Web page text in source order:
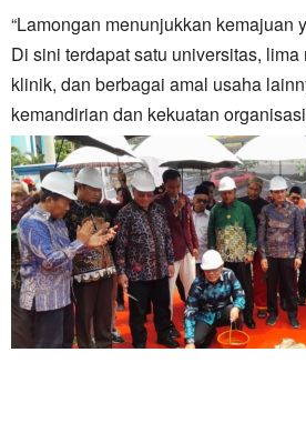
“Lamongan menunjukkan kemajuan
Di sini terdapat satu universitas,
klinik, dan berbagai amal usaha
kemandirian dan kekuatan